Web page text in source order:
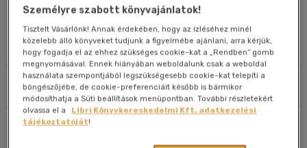
Művei
Szűrés Rendezés
Eladott darabszám szerint növekvő
Cím szerint A-Z
Szerző szerint A-Z
Megjelenítés
20 db / oldal
Személyre szabott könyvajánlatok!
Tisztelt Vásárlónk! Annak érdekében, hogy az ízléséhez minél
közelebb álló könyveket tudjunk a figyelmébe ajánlani, arra kérjük,
hogy fogadja el az ehhez szükséges cookie-kat a „Rendben” gomb
megnyomásával. Ennek hiányában weboldalunk csak a weboldal
használata szempontjából legszükségesebb cookie-kat telepíti a
böngészőjébe, de cookie-preferenciáit később is bármikor
módosíthatja a Süti beállítások menüpontban. További részletekért
olvassa el a
Libri Könyvkereskedelmi Kft. adatkezelési
tájékoztatóját!